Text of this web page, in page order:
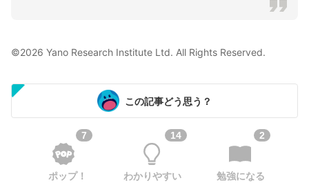
©2026 Yano Research Institute Ltd. All Rights Reserved.
この記事どう思う？
7
ポップ！
14
わかりやすい
2
勉強になる